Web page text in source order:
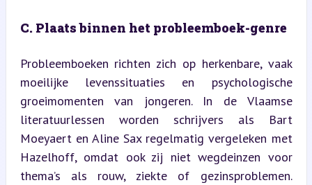
C. Plaats binnen het probleemboek-genre
Probleemboeken richten zich op herkenbare, vaak
moeilijke levenssituaties en psychologische
groeimomenten van jongeren. In de Vlaamse
literatuurlessen worden schrijvers als Bart
Moeyaert en Aline Sax regelmatig vergeleken met
Hazelhoff, omdat ook zij niet wegdeinzen voor
thema’s als rouw, ziekte of gezinsproblemen.